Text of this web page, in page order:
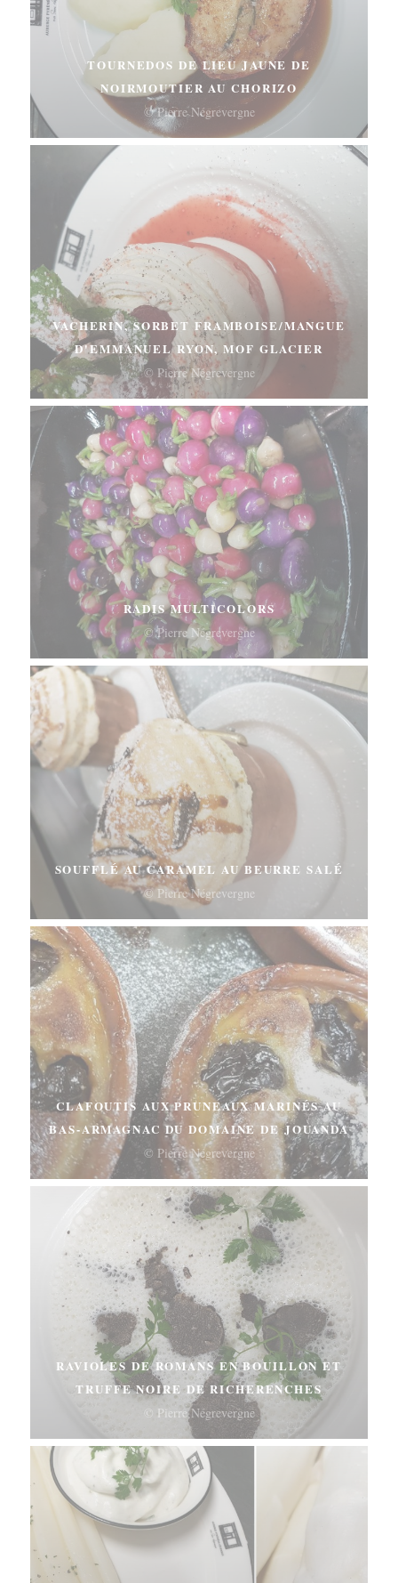
TOURNEDOS DE LIEU JAUNE DE
NOIRMOUTIER AU CHORIZO
© Pierre Négrevergne
VACHERIN, SORBET FRAMBOISE/MANGUE
D'EMMANUEL RYON, MOF GLACIER
© Pierre Négrevergne
RADIS MULTICOLORS
© Pierre Négrevergne
SOUFFLÉ AU CARAMEL AU BEURRE SALÉ
© Pierre Négrevergne
CLAFOUTIS AUX PRUNEAUX MARINÉS AU
BAS-ARMAGNAC DU DOMAINE DE JOUANDA
© Pierre Négrevergne
RAVIOLES DE ROMANS EN BOUILLON ET
TRUFFE NOIRE DE RICHERENCHES
© Pierre Négrevergne